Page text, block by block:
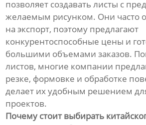
позволяет создавать листы с
желаемым рисунком. Они часто
на экспорт, поэтому предлагают
конкурентоспособные цены и
большими объемами заказов.
листов, многие компании
резке, формовке и обработке
делает их удобным решением
проектов.
Почему стоит выбирать